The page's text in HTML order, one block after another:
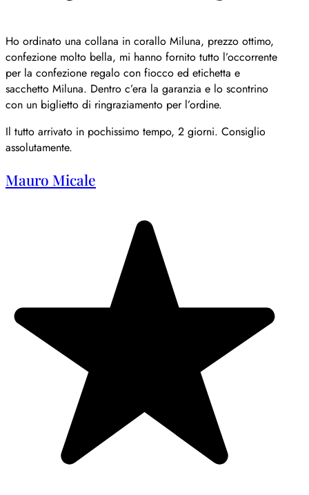
Ho ordinato una collana in corallo Miluna, prezzo ottimo,
confezione molto bella, mi hanno fornito tutto l’occorrente
per la confezione regalo con fiocco ed etichetta e
sacchetto Miluna. Dentro c’era la garanzia e lo scontrino
con un biglietto di ringraziamento per l’ordine.
Il tutto arrivato in pochissimo tempo, 2 giorni. Consiglio
assolutamente.
Mauro Micale